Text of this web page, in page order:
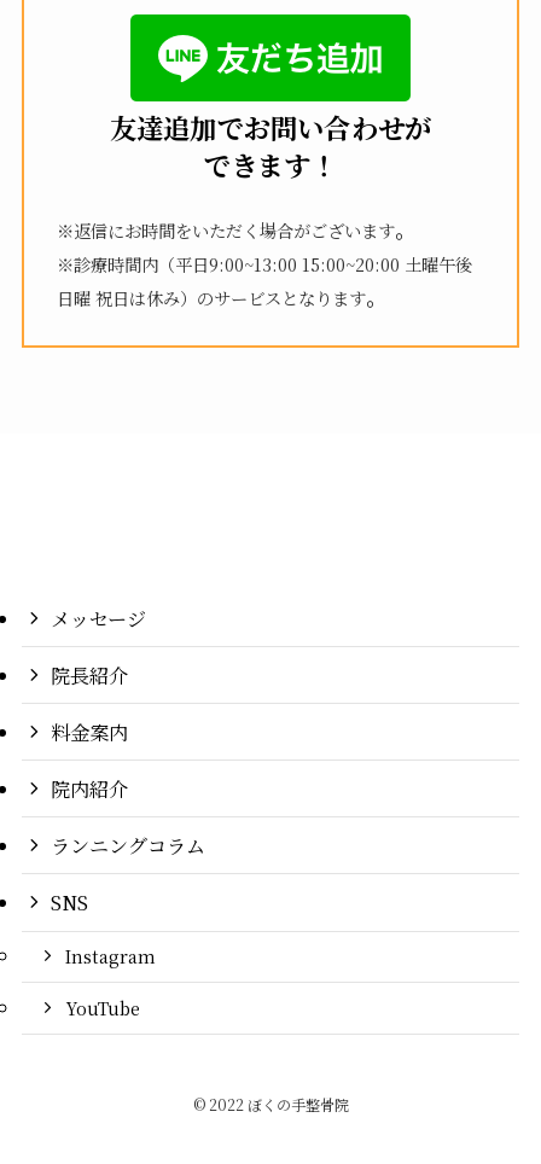
友達追加でお問い合わせが
できます！
※返信にお時間をいただく場合がございます。
※診療時間内（平日9:00~13:00 15:00~20:00 土曜午後
日曜 祝日は休み）のサービスとなります。
メッセージ
院長紹介
料金案内
院内紹介
ランニングコラム
SNS
Instagram
YouTube
©2022 ぼくの手整骨院